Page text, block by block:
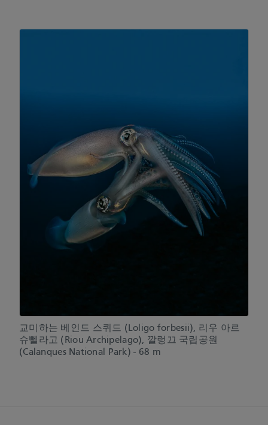
교미하는 베인드 스퀴드 (Loligo forbesii), 리우 아르
슈뻴라고 (Riou Archipelago), 깔렁끄 국립공원
(Calanques National Park) - 68 m